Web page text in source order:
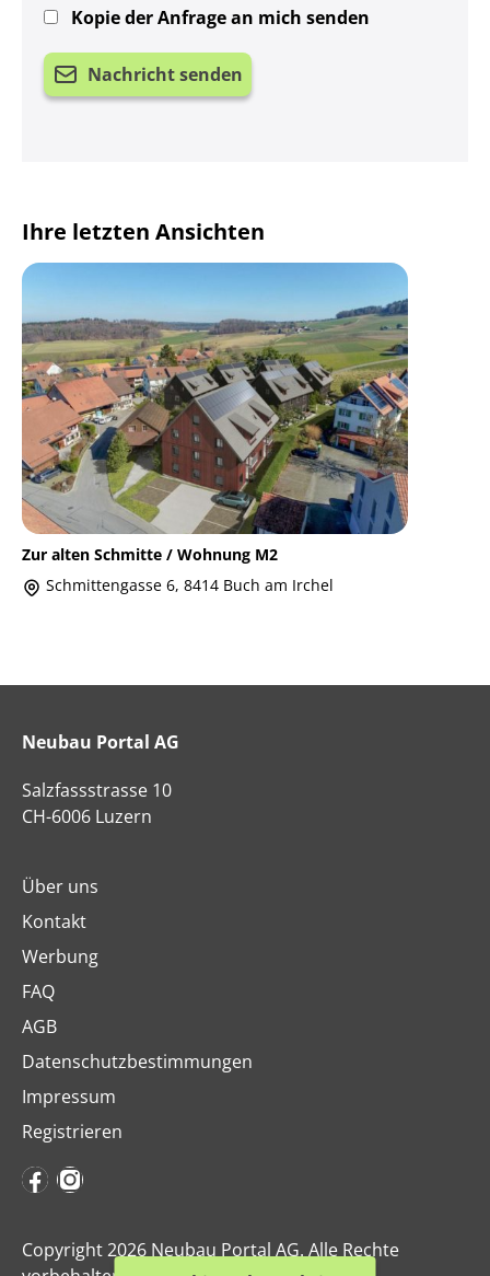
Kopie der Anfrage an mich senden
Nachricht senden
Ihre letzten Ansichten
Zur alten Schmitte / Wohnung M2
Schmittengasse 6, 8414 Buch am Irchel
Neubau Portal AG
Salzfassstrasse 10
CH-6006 Luzern
Über uns
Kontakt
Werbung
FAQ
AGB
Datenschutzbestimmungen
Impressum
Registrieren
Copyright 2026 Neubau Portal AG. Alle Rechte